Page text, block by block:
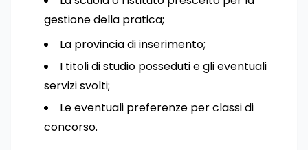
gestione della pratica;
La provincia di inserimento;
I titoli di studio posseduti e gli eventuali
servizi svolti;
Le eventuali preferenze per classi di
concorso.